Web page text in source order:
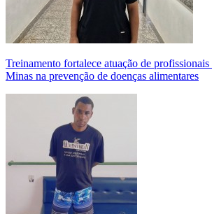
Treinamento fortalece atuação de profissionais
Minas na prevenção de doenças alimentares